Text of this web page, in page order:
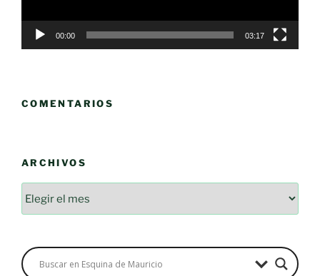
00:00 03:17
COMENTARIOS
ARCHIVOS